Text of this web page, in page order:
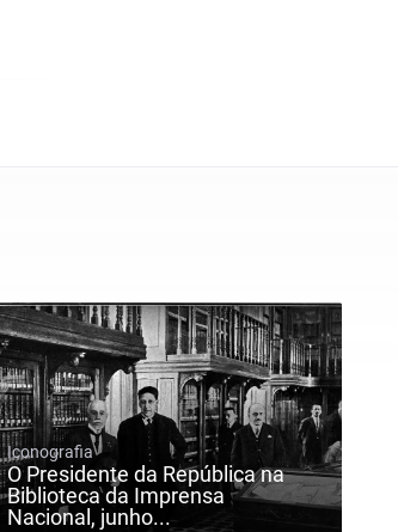
Iconografia
O Presidente da República na
Biblioteca da Imprensa
Nacional, junho...